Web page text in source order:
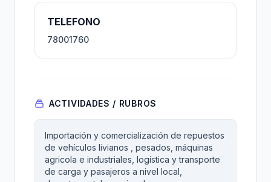
TELEFONO
78001760
ACTIVIDADES / RUBROS
Importación y comercialización de repuestos
de vehículos livianos , pesados, máquinas
agricola e industriales, logística y transporte
de carga y pasajeros a nivel local,